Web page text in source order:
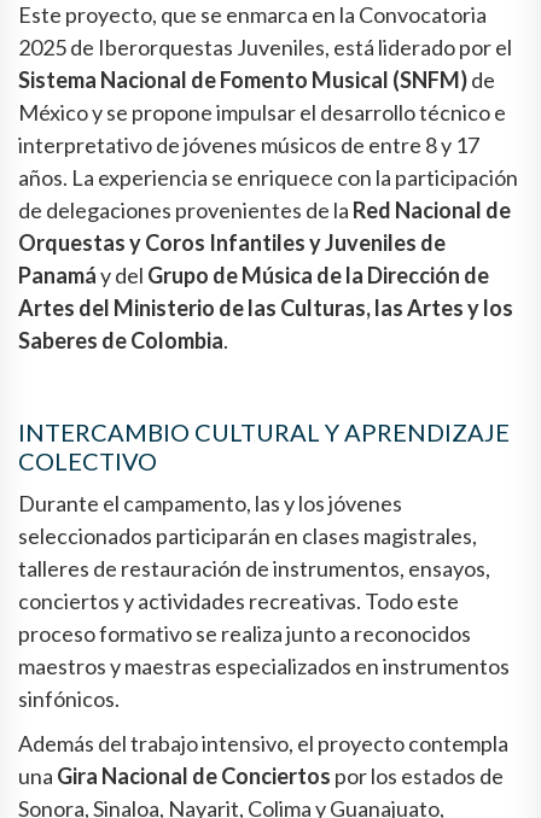
Este proyecto, que se enmarca en la Convocatoria
2025 de Iberorquestas Juveniles, está liderado por el
Sistema Nacional de Fomento Musical (SNFM)de
México y se propone impulsar el desarrollo técnico e
interpretativo de jóvenes músicos de entre 8 y 17
años. La experiencia se enriquece con la participación
de delegaciones provenientes de la Red Nacional de
Orquestas y Coros Infantiles y Juveniles de
Panamáy del Grupo de Música de la Dirección de
Artes del Ministerio de las Culturas, las Artes y los
Saberes de Colombia.
INTERCAMBIO CULTURAL Y APRENDIZAJE
COLECTIVO
Durante el campamento, las y los jóvenes
seleccionados participarán en clases magistrales,
talleres de restauración de instrumentos, ensayos,
conciertos y actividades recreativas. Todo este
proceso formativo se realiza junto a reconocidos
maestros y maestras especializados en instrumentos
sinfónicos.
Además del trabajo intensivo, el proyecto contempla
una Gira Nacional de Conciertos por los estados de
Sonora, Sinaloa, Nayarit, Colima y Guanajuato,